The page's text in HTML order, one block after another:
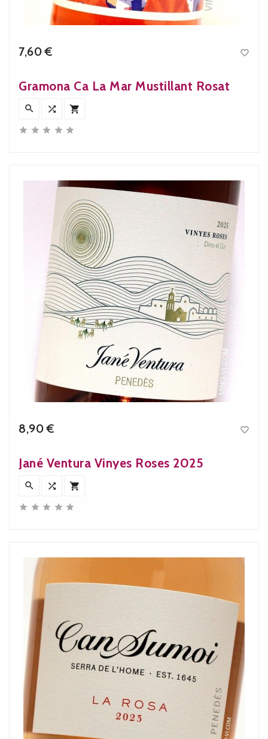
7,60 € 
Gramona Ca La Mar Mustillant Rosat
  
    
8,90 € 
Jané Ventura Vinyes Roses 2025
  
    